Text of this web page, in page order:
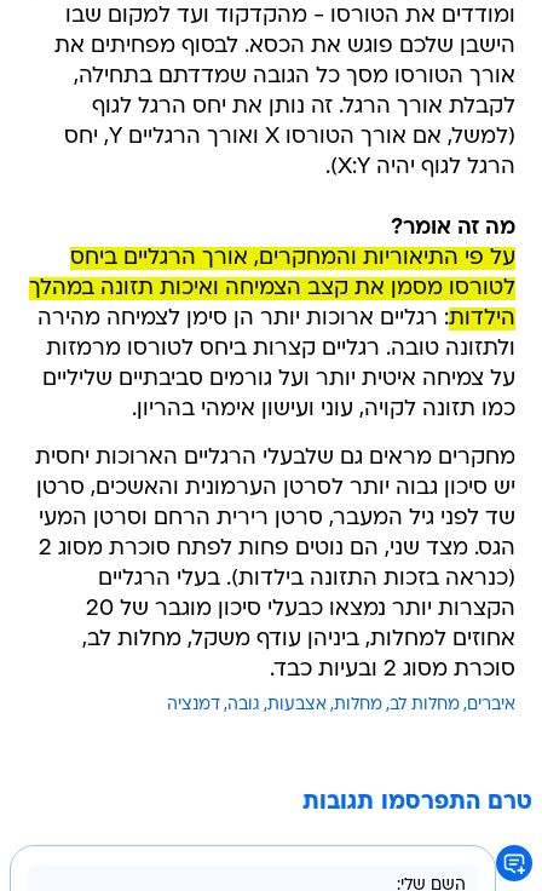
ומודדים את הטורסו - מהקדקוד ועד למקום שבו
הישבן שלכם פוגש את הכסא. לבסוף מפחיתים את
אורך הטורסו מסך כל הגובה שמדדתם בתחילה,
לקבלת אורך הרגל. זה נותן את יחס הרגל לגוף
(למשל, אם אורך הטורסו X ואורך הרגליים Y, יחס
הרגל לגוף יהיה X:Y).
מה זה אומר?
על פי התיאוריות והמחקרים, אורך הרגליים ביחס
לטורסו מסמן את קצב הצמיחה ואיכות תזונה במהלך
הילדות: רגליים ארוכות יותר הן סימן לצמיחה מהירה
ולתזונה טובה. רגליים קצרות ביחס לטורסו מרמזות
על צמיחה איטית יותר ועל גורמים סביבתיים שליליים
כמו תזונה לקויה, עוני ועישון אימהי בהריון.
מחקרים מראים גם שלבעלי הרגליים הארוכות יחסית
יש סיכון גבוה יותר לסרטן הערמונית והאשכים, סרטן
שד לפני גיל המעבר, סרטן רירית הרחם וסרטן המעי
הגס. מצד שני, הם נוטים פחות לפתח סוכרת מסוג 2
(כנראה בזכות התזונה בילדות). בעלי הרגליים
הקצרות יותר נמצאו כבעלי סיכון מוגבר של 20
אחוזים למחלות, ביניהן עודף משקל, מחלות לב,
סוכרת מסוג 2 ובעיות כבד.
איברים מחלות לב מחלות אצבעות גובה דמנציה
טרם התפרסמו תגובות